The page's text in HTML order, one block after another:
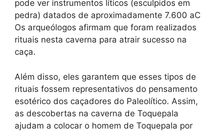
pode ver instrumentos líticos (esculpidos em
pedra) datados de aproximadamente 7.600 aC
Os arqueólogos afirmam que foram realizados
rituais nesta caverna para atrair sucesso na
caça.
Além disso, eles garantem que esses tipos de
rituais fossem representativos do pensamento
esotérico dos caçadores do Paleolítico. Assim,
as descobertas na caverna de Toquepala
ajudam a colocar o homem de Toquepala por